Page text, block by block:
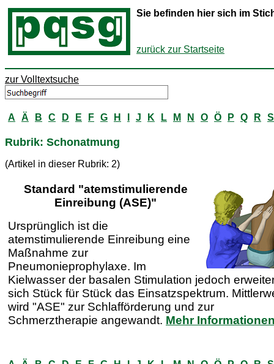
Sie befinden hier sich im
zurück zur Startseite
zur Volltextsuche
A Ä B C D E F G H J K L M N O Ö P Q R S
Rubrik: Schonatmung
(Artikel in dieser Rubrik: 2)
Standard "atemstimulierende
Einreibung (ASE)"
Ursprünglich ist die
atemstimulierende Einreibung eine
Maßnahme zur
Pneumonieprophylaxe. Im
Kielwasser der basalen Stimulation jedoch
sich Stück für Stück das Einsatzspektrum.
wird "ASE" zur Schlafförderung und zur
Schmerztherapie angewandt. Mehr